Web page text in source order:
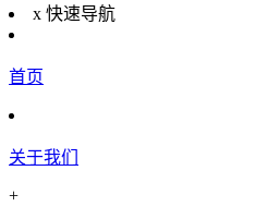
x 快速导航
首页
关于我们
+